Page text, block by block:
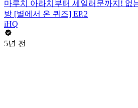
마루치 아라치부터 세일러문까지! 없
방 [별에서 온 퀴즈] EP.2
iHQ
5년 전